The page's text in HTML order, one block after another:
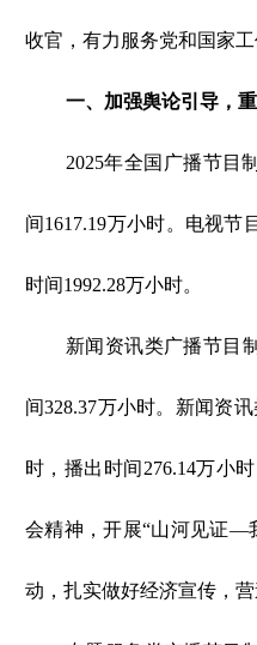
收官，有力服务党和国家工
一、加强舆论引导，
2025年全国广播节目
间1617.19万小时。电视节
时间1992.28万小时。
新闻资讯类广播节目
间328.37万小时。新闻资
时，播出时间276.14万小
会精神，开展“山河见证—
动，扎实做好经济宣传，营